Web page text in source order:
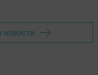
новости